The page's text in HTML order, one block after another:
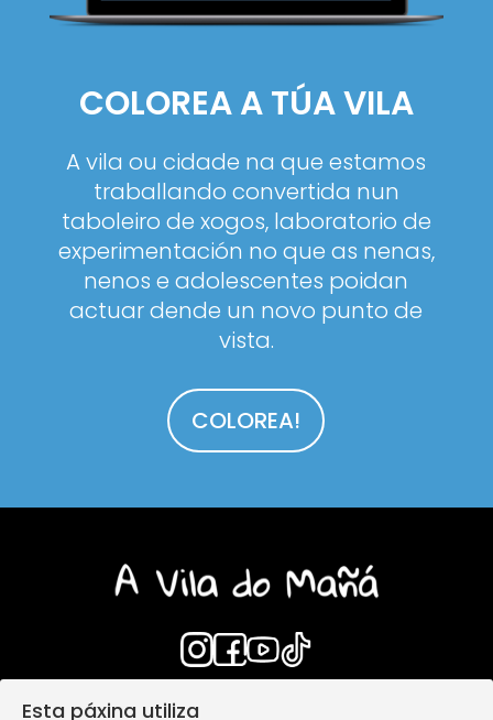
COLOREA A TÚA VILA
A vila ou cidade na que estamos
traballando convertida nun
taboleiro de xogos, laboratorio de
experimentación no que as nenas,
nenos e adolescentes poidan
actuar dende un novo punto de
vista.
COLOREA!
Esta páxina utiliza